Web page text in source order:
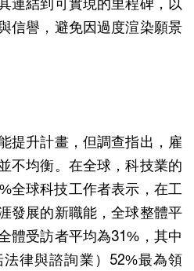
信譽，避免因過度渲染願景
提升計畫，但調查指出，雇
不均衡。在全球，科技業的
全球科技工作者表示，在工
發展的新職能，全球整體平
體受訪者平均為31%，其中
律與諮詢業）52%最為領